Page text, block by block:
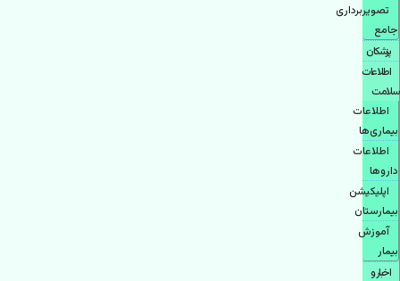
تصویربرداری
جامع
پزشكان
اطلاعات
سلامت
اطلاعات
بیماری‌ها
اطلاعات
دارو‌ها
اپليكيشن
بيمارستان
آموزش
بیمار
اخبار و